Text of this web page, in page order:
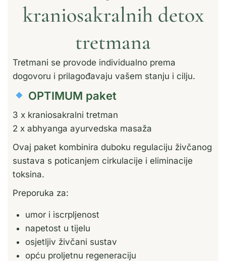
kraniosakralnih detox
tretmana
Tretmani se provode individualno prema
dogovoru i prilagođavaju vašem stanju i cilju.
OPTIMUM paket
3 x kraniosakralni tretman
2 x abhyanga ayurvedska masaža
Ovaj paket kombinira duboku regulaciju živčanog
sustava s poticanjem cirkulacije i eliminacije
toksina.
Preporuka za:
umor i iscrpljenost
napetost u tijelu
osjetljiv živčani sustav
opću proljetnu regeneraciju